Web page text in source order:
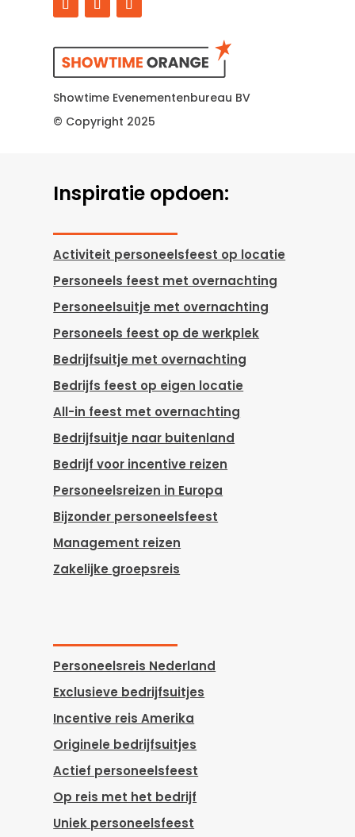
Showtime Evenementenbureau BV
© Copyright 2025
Inspiratie opdoen:
Activiteit personeelsfeest op locatie
Personeels feest met overnachting
Personeelsuitje met overnachting
Personeels feest op de werkplek
Bedrijfsuitje met overnachting
Bedrijfs feest op eigen locatie
All-in feest met overnachting
Bedrijfsuitje naar buitenland
Bedrijf voor incentive reizen
Personeelsreizen in Europa
Bijzonder personeelsfeest
Management reizen
Zakelijke groepsreis
Personeelsreis Nederland
Exclusieve bedrijfsuitjes
Incentive reis Amerika
Originele bedrijfsuitjes
Actief personeelsfeest
Op reis met het bedrijf
Uniek personeelsfeest